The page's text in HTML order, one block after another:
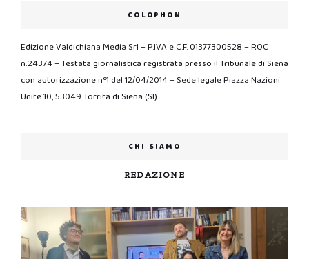
COLOPHON
Edizione Valdichiana Media Srl – P.IVA e C.F. 01377300528 – ROC
n.24374 – Testata giornalistica registrata presso il Tribunale di Siena
con autorizzazione n°1 del 12/04/2014 – Sede legale Piazza Nazioni
Unite 10, 53049 Torrita di Siena (SI)
CHI SIAMO
REDAZIONE